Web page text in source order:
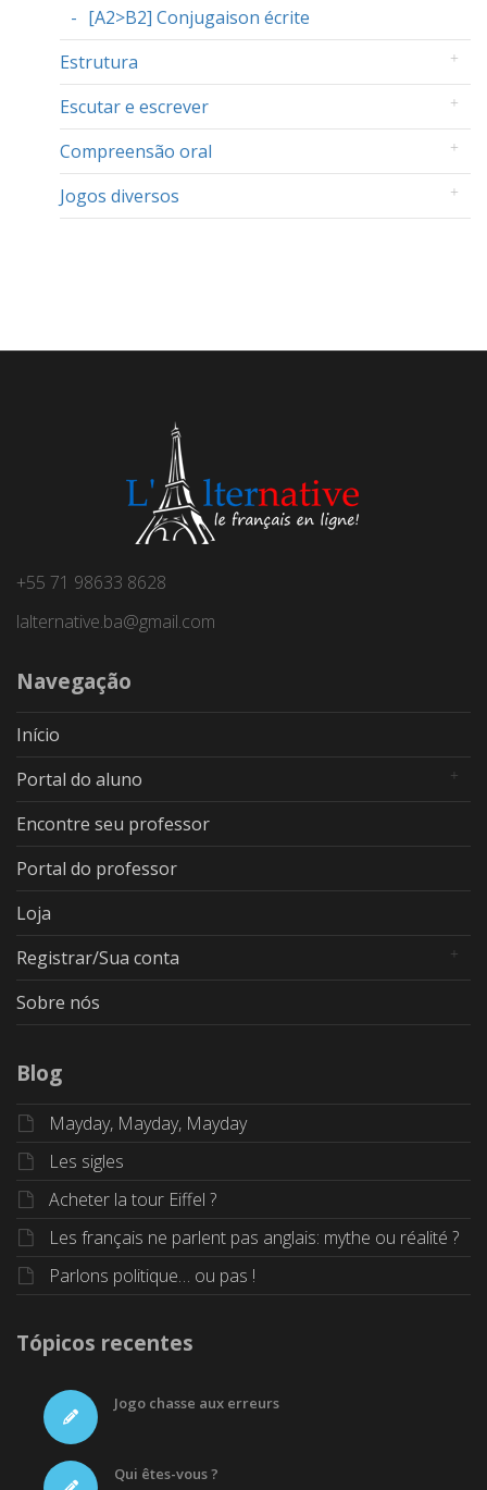
[A2>B2] Conjugaison écrite
Estrutura
Escutar e escrever
Compreensão oral
Jogos diversos
+55 71 98633 8628
lalternative.ba@gmail.com
Navegação
Início
Portal do aluno
Encontre seu professor
Portal do professor
Loja
Registrar/Sua conta
Sobre nós
Blog
Mayday, Mayday, Mayday
Les sigles
Acheter la tour Eiffel ?
Les français ne parlent pas anglais: mythe ou réalité ?
Parlons politique… ou pas !
Tópicos recentes
Jogo chasse aux erreurs
Qui êtes-vous ?